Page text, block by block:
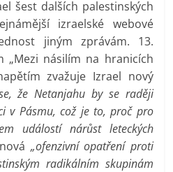
šest dalších palestinských
izraelské webové
jiným zprávám. 13.
„Mezi násilím na hranicích
zvažuje Izrael nový
že Netanjahu by se raději
v Pásmu, což je to, proč pro
událostí nárůst leteckých
„ofenzivní opatření proti
radikálním skupinám